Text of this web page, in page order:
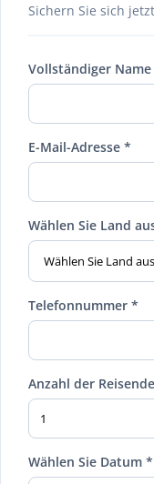
Sichern Sie sich
Vollständiger
E-Mail-Adresse *
Wählen Sie Land
Telefonnummer *
Anzahl der
Wählen Sie Datum *